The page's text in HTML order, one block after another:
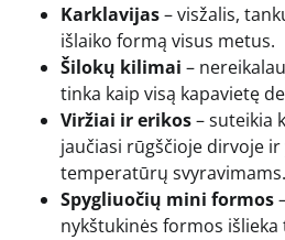
Karklavijas– visžalis,
išlaiko formą visus metus.
Šilokų kilimai –
tinka kaip visą kapavietę
Viržiai ir erikos– suteikia
jaučiasi rūgščioje dirvoje
temperatūrų svyravimams.
Spygliuočių mini formos
nykštukinės formos